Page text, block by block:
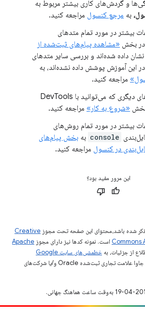
و گردش‌های کاری بیشتر مربوط به
به مرجع کنسول مراجعه کنید.
بیشتر در مورد تمام متدهای
بخش «مشاهده پیام‌های ثبت‌شده از
نشان داده شده‌اند و بررسی سایر متدهای
این آموزش پوشش داده نشده‌اند، به
مراجعه کنید.
برای بررسی کارهای دیگری که می‌توانید با DevTools
بخش «شروع به کار» مراجعه کنید.
بیشتر در مورد تمام روش‌های
console به بخش پیام‌های
در کنسول مراجعه کنید.
این مرور مفید بود؟
ذکر شده باشد،‌محتوای این صفحه تحت مجوز Creative
Commons است. نمونه کدها نیز دارای مجوز Apache
از جزئیات، به
خطمشی‌های سایت Google
مراجعه کنید. جاوا علامت تجاری ثبت‌شده Oracle و/یا شرکت‌های